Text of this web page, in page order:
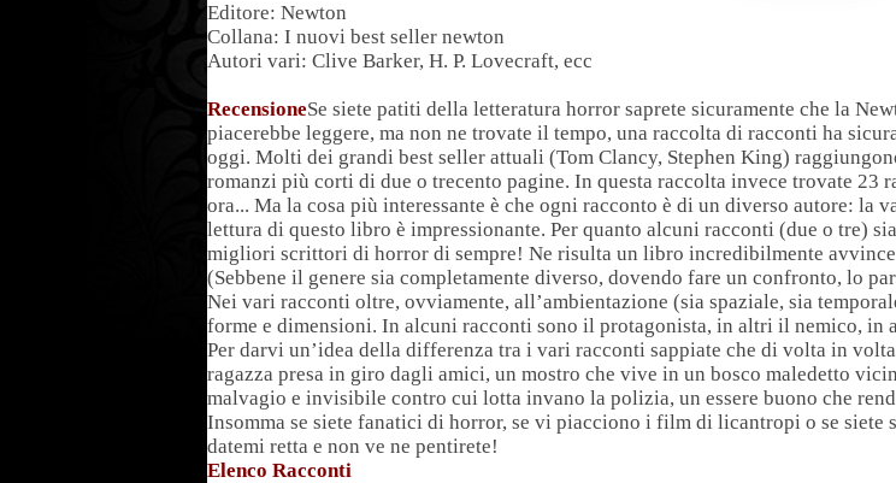
Editore: Newton
Collana: I nuovi best seller newton
Autori vari: Clive Barker, H. P. Lovecraft, ecc
RecensioneSe siete patiti della letteratura horror saprete sicuramente che la
piacerebbe leggere, ma non ne trovate il tempo, una raccolta di racconti ha
oggi. Molti dei grandi best seller attuali (Tom Clancy, Stephen King)
romanzi più corti di due o trecento pagine. In questa raccolta invece trovate
ora... Ma la cosa più interessante è che ogni racconto è di un diverso autore:
lettura di questo libro è impressionante. Per quanto alcuni racconti (due o tre)
migliori scrittori di horror di sempre! Ne risulta un libro incredibilmente
(Sebbene il genere sia completamente diverso, dovendo fare un confronto, lo
Nei vari racconti oltre, ovviamente, all’ambientazione (sia spaziale, sia
forme e dimensioni. In alcuni racconti sono il protagonista, in altri il nemico, in
Per darvi un’idea della differenza tra i vari racconti sappiate che di volta in
ragazza presa in giro dagli amici, un mostro che vive in un bosco maledetto
malvagio e invisibile contro cui lotta invano la polizia, un essere buono che
Insomma se siete fanatici di horror, se vi piacciono i film di licantropi o se siete
datemi retta e non ve ne pentirete!
Elenco Racconti